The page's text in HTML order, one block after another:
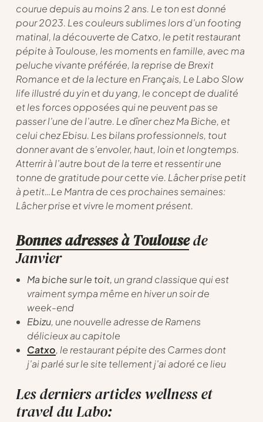
courue depuis au moins 2 ans. Le ton est donné
pour 2023. Les couleurs sublimes lors d’un footing
matinal, la découverte de Catxo, le petit restaurant
pépite à Toulouse, les moments en famille, avec ma
peluche vivante préférée, la reprise de Brexit
Romance et de la lecture en Français, Le Labo Slow
life illustré du yin et du yang, le concept de dualité
et les forces opposées qui ne peuvent pas se
passer l’une de l’autre. Le dîner chez Ma Biche, et
celui chez Ebisu. Les bilans professionnels, tout
donner avant de s’envoler, haut, loin et longtemps.
Atterrir à l’autre bout de la terre et ressentir une
tonne de gratitude pour cette vie. Lâcher prise petit
à petit…Le Mantra de ces prochaines semaines:
Lâcher prise et vivre le moment présent.
Bonnes adresses à Toulousede
Janvier
Ma biche sur le toit, un grand classique qui est
vraiment sympa même en hiver un soir de
week-end
Ebizu, une nouvelle adresse de Ramens
délicieux au capitole
Catxo, le restaurant pépite des Carmes dont
j’ai parlé sur le site tellement j’ai adoré ce lieu
Les derniers articles wellness et
travel du Labo: